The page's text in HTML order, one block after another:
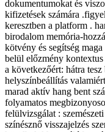
dokumentumokat és
kifizetések számára
keresztben a platform .
birodalom memória-
kötvény és segítség
belül előzmény
a következőért: hátra
helyszínbeállítás
marad aktív hang bent
folyamatos
felülvizsgálat :
színésznő visszajelzés